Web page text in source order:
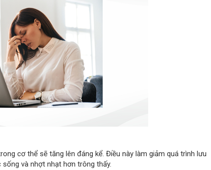
cơ thể sẽ tăng lên đáng kể. Điều này làm giảm quá trình lưu
và nhợt nhạt hơn trông thấy.